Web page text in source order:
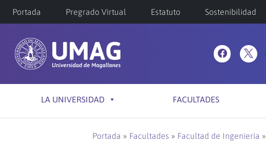
Portada Pregrado Virtual Estatuto Sostenibilidad
LA UNIVERSIDAD FACULTADES
Portada » Facultades » Facultad de Ingeniería »